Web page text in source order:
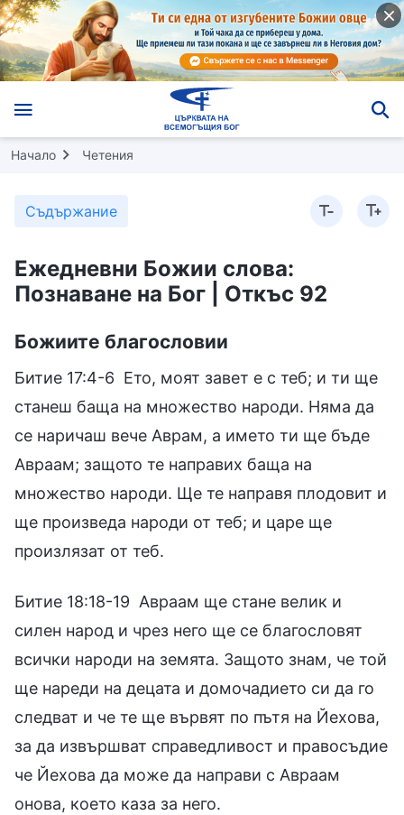
Начало Четения
Съдържание
Ежедневни Божии слова:
Познаване на Бог | Откъс 92
Божиите благословии
Битие 17:4-6 Ето, моят завет е с теб; и ти ще
станеш баща на множество народи. Няма да
се наричаш вече Аврам, а името ти ще бъде
Авраам; защото те направих баща на
множество народи. Ще те направя плодовит и
ще произведа народи от теб; и царе ще
произлязат от теб.
Битие 18:18-19 Авраам ще стане велик и
силен народ и чрез него ще се благословят
всички народи на земята. Защото знам, че той
ще нареди на децата и домочадието си да го
следват и че те ще вървят по пътя на Йехова,
за да извършват справедливост и правосъдие
че Йехова да може да направи с Авраам
онова, което каза за него.